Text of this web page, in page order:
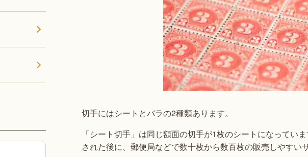
切手にはシートとバラの2種類あります。
「シート切手」は同じ額面の切手が1枚のシートになってい
された後に、郵便局などで数十枚から数百枚の販売しやすい